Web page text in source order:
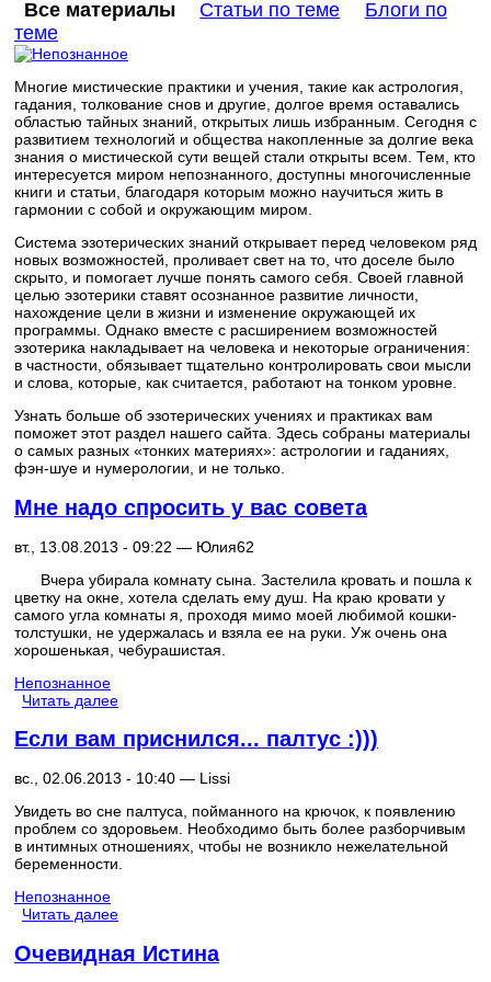
Все материалы Статьи по теме
Блоги по
теме
Многие мистические практики и учения, такие как астрология,
гадания, толкование снов и другие, долгое время оставались
областью тайных знаний, открытых лишь избранным. Сегодня с
развитием технологий и общества накопленные за долгие века
знания о мистической сути вещей стали открыты всем. Тем, кто
интересуется миром непознанного, доступны многочисленные
книги и статьи, благодаря которым можно научиться жить в
гармонии с собой и окружающим миром.
Система эзотерических знаний открывает перед человеком ряд
новых возможностей, проливает свет на то, что доселе было
скрыто, и помогает лучше понять самого себя. Своей главной
целью эзотерики ставят осознанное развитие личности,
нахождение цели в жизни и изменение окружающей их
программы. Однако вместе с расширением возможностей
эзотерика накладывает на человека и некоторые ограничения:
в частности, обязывает тщательно контролировать свои мысли
и слова, которые, как считается, работают на тонком уровне.
Узнать больше об эзотерических учениях и практиках вам
поможет этот раздел нашего сайта. Здесь собраны материалы
о самых разных «тонких материях»: астрологии и гаданиях,
фэн-шуе и нумерологии, и не только.
Мне надо спросить у вас совета
вт., 13.08.2013 - 09:22 — Юлия62
Вчера убирала комнату сына. Застелила кровать и пошла к
цветку на окне, хотела сделать ему душ. На краю кровати у
самого угла комнаты я, проходя мимо моей любимой кошки-
толстушки, не удержалась и взяла ее на руки. Уж очень она
хорошенькая, чебурашистая.
Непознанное
Читать далее
Если вам приснился... палтус :)))
вс., 02.06.2013 - 10:40 — Lissi
Увидеть во сне палтуса, пойманного на крючок, к появлению
проблем со здоровьем. Необходимо быть более разборчивым
в интимных отношениях, чтобы не возникло нежелательной
беременности.
Непознанное
Читать далее
Очевидная Истина